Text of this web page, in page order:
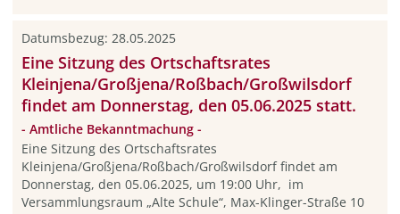
Datumsbezug: 28.05.2025
Eine Sitzung des Ortschaftsrates
Kleinjena/Großjena/Roßbach/Großwilsdorf
findet am Donnerstag, den 05.06.2025 statt.
- Amtliche Bekanntmachung -
Eine Sitzung des Ortschaftsrates
Kleinjena/Großjena/Roßbach/Großwilsdorf findet am
Donnerstag, den 05.06.2025, um 19:00 Uhr, im
Versammlungsraum „Alte Schule“, Max-Klinger-Straße 10